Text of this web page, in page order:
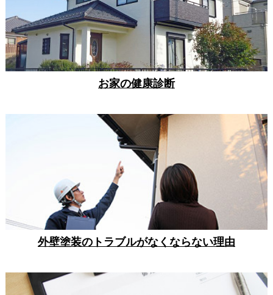
お家の健康診断
外壁塗装のトラブルがなくならない理由